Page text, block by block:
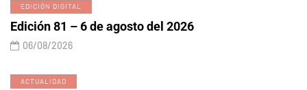
EDICIÓN DIGITAL
Edición 81 – 6 de agosto del 2026
06/08/2026
ACTUALIDAD